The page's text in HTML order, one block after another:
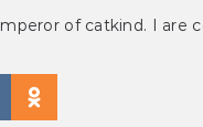
of catkind. I are